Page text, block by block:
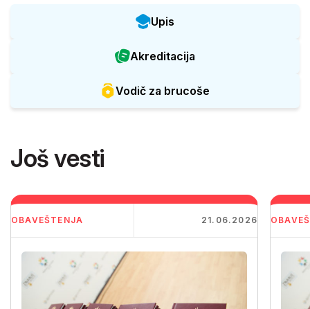
Upis
Akreditacija
Vodič za brucoše
Još vesti
OBAVEŠTENJA 21.06.2026